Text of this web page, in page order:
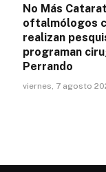
No Más
oftalmólogos
realizan
programan
Perrando
viernes, 7 agosto